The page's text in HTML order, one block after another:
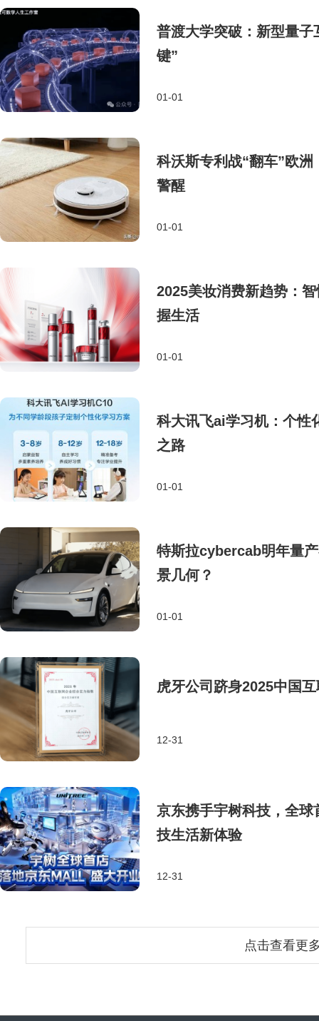
普渡大学突破：新型量
键”
01-01
科沃斯专利战“翻车”欧
警醒
01-01
2025美妆消费新趋势：
握生活
01-01
科大讯飞ai学习机：个性
之路
01-01
特斯拉cybercab明年量
景几何？
01-01
虎牙公司跻身2025中国
12-31
京东携手宇树科技，全
技生活新体验
12-31
点击查看更